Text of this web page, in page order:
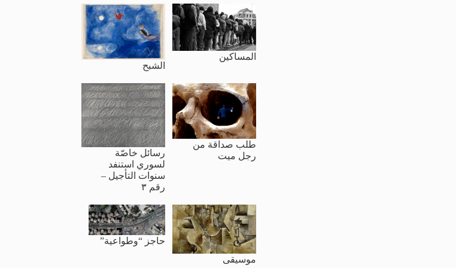
المساكين
الشبح
طلب صداقة من
رجل ميت
رسائل خاصّة
لسوري استنفد
سنوات التأجيل –
رقم ٣
موسيقى
حاجز “وطواعية”